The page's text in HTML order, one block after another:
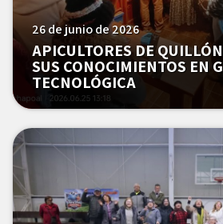
26 de junio de 2026
APICULTORES DE
SUS CONOCIMIENTOS EN
TECNOLÓGICA